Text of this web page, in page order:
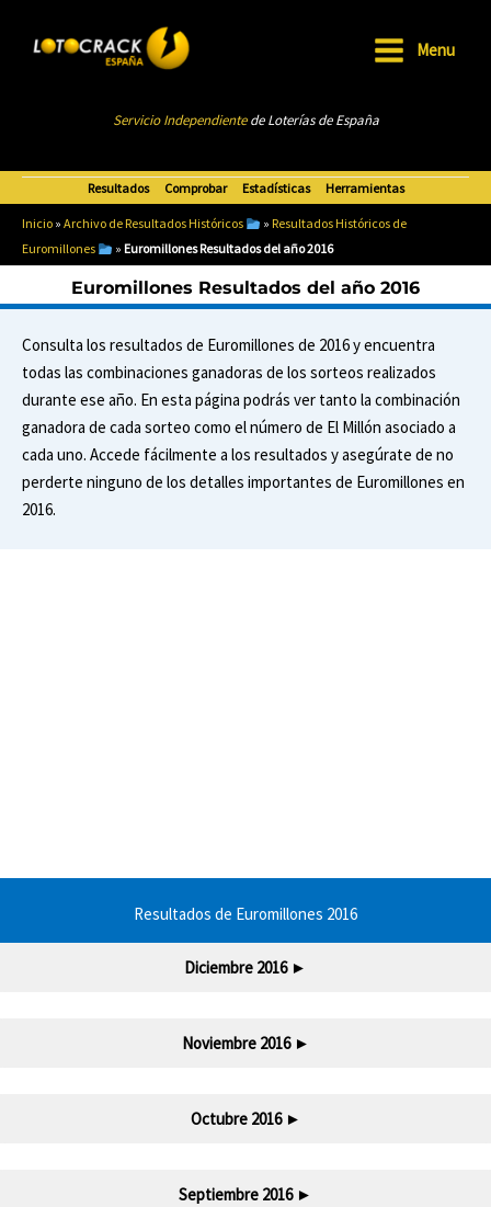
Main
Menu
Menu
Servicio Independiente de Loterías de España
Resultados Comprobar Estadísticas Herramientas
Inicio » Archivo de Resultados Históricos » Resultados Históricos de
Euromillones
» Euromillones Resultados del año 2016
Euromillones Resultados del año 2016
Consulta los resultados de Euromillones de 2016 y encuentra
todas las combinaciones ganadoras de los sorteos realizados
durante ese año. En esta página podrás ver tanto la combinación
ganadora de cada sorteo como el número de El Millón asociado a
cada uno. Accede fácilmente a los resultados y asegúrate de no
perderte ninguno de los detalles importantes de Euromillones en
2016.
Resultados de Euromillones 2016
Diciembre 2016 ►
Noviembre 2016 ►
Octubre 2016 ►
Septiembre 2016 ►